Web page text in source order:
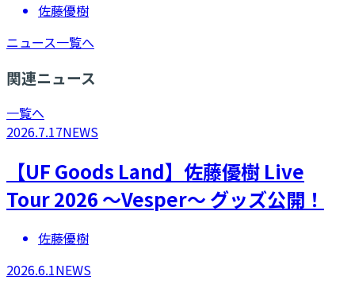
佐藤優樹
ニュース一覧へ
関連ニュース
一覧へ
2026.7.17NEWS
【UF Goods Land】佐藤優樹 Live
Tour 2026 ～Vesper～ グッズ公開！
佐藤優樹
2026.6.1NEWS